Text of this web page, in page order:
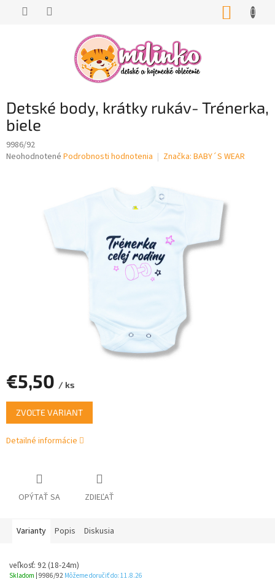
Detské body, krátky rukáv- Trénerka,
biele
9986/92
Priemerné
Neohodnotené Podrobnosti hodnotenia Značka: BABY´S WEAR
€5,50 / ks
Jednotková
cena:
ZVOĽTE VARIANT
Detailné informácie
OPÝTAŤ SA ZDIEĽAŤ
Varianty Popis Diskusia
veľkosť: 92 (18-24m)
Skladom | 9986/92 Môžeme doručiť do: 11.8.26